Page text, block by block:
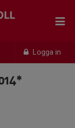
Logga in